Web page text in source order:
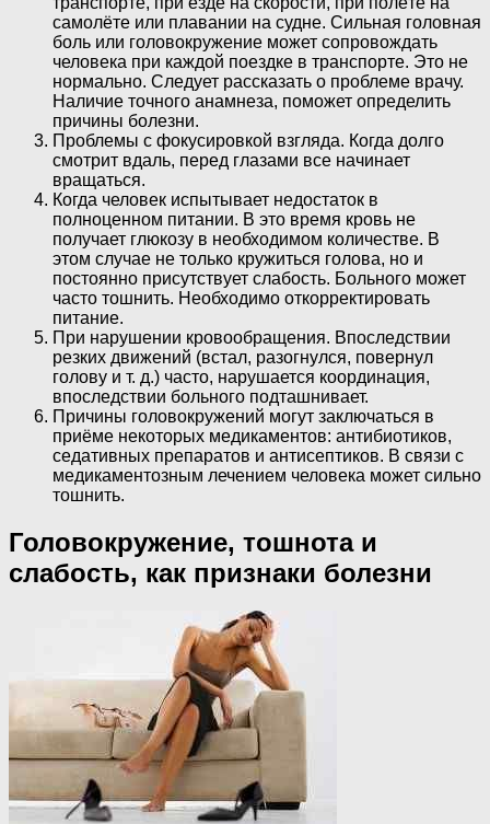
самолёте или плавании на судне. Сильная головная
боль или головокружение может сопровождать
человека при каждой поездке в транспорте. Это не
нормально. Следует рассказать о проблеме врачу.
Наличие точного анамнеза, поможет определить
причины болезни.
Проблемы с фокусировкой взгляда. Когда долго
смотрит вдаль, перед глазами все начинает
вращаться.
Когда человек испытывает недостаток в
полноценном питании. В это время кровь не
получает глюкозу в необходимом количестве. В
этом случае не только кружиться голова, но и
постоянно присутствует слабость. Больного может
часто тошнить. Необходимо откорректировать
питание.
При нарушении кровообращения. Впоследствии
резких движений (встал, разогнулся, повернул
голову и т. д.) часто, нарушается координация,
впоследствии больного подташнивает.
Причины головокружений могут заключаться в
приёме некоторых медикаментов: антибиотиков,
седативных препаратов и антисептиков. В связи с
медикаментозным лечением человека может сильно
тошнить.
Головокружение, тошнота и
слабость, как признаки болезни